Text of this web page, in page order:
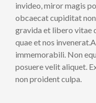
invideo, miror magis
obcaecat cupiditat
gravida et libero vitae
quae et nos
immemorabili. Non
posuere velit aliquet.
non proident culpa.